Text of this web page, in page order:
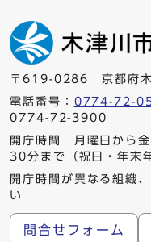
〒619-0286 京都府木
電話番号： 0774-72-
0774-72-3900
開庁時間 月曜日から
30分まで（祝日・年末
開庁時間が異なる組織
い
問合せフォーム